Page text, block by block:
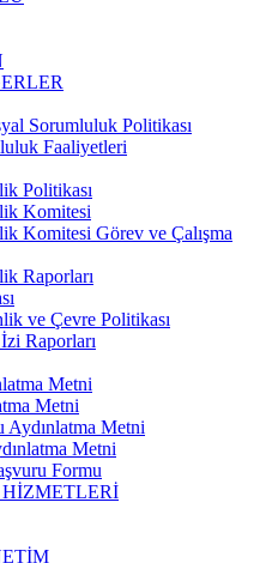
Sorumluluk Politikası
Faaliyetleri
Politikası
Komitesi
Komitesi Görev ve Çalışma
Raporları
ve Çevre Politikası
Raporları
Metni
Metni
Aydınlatma Metni
Metni
Formu